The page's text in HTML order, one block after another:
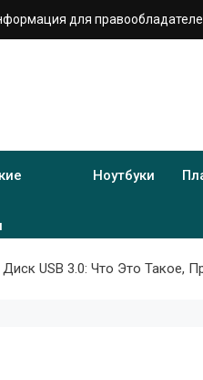
для
Ноутбуки
USB 3.0: Что Это Такое,